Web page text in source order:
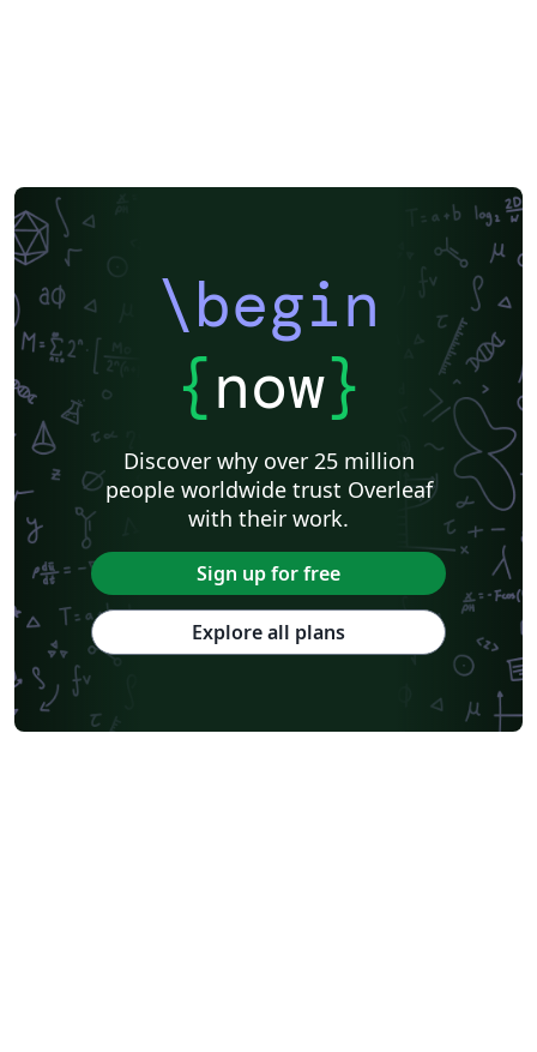
\begin
{now}
Discover why over 25 million
people worldwide trust Overleaf
with their work.
Sign up for free
Explore all plans